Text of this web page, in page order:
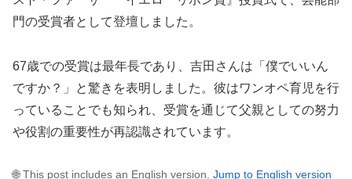
門の受賞者として登壇しました。
67歳での受賞は最年長であり、吉田さんは「僕でいいん
ですか？」と驚きを表明しました。彼はワンオペ育児を行
っていることでも知られ、受賞を通じて父親としての努力
や役割の重要性が再認識されています。
🌐 This post includes an English version. Jump to English version